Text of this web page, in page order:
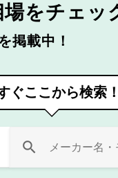
場をチェッ
掲載中！
ぐここから検索！